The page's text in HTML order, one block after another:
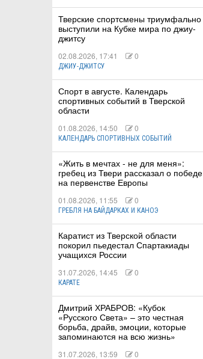
Тверские спортсмены триумфально
выступили на Кубке мира по джиу-
джитсу
02.08.2026, 17:41 0
ДЖИУ-ДЖИТСУ
Спорт в августе. Календарь
спортивных событий в Тверской
области
01.08.2026, 14:50 0
КАЛЕНДАРЬ СПОРТИВНЫХ СОБЫТИЙ
«Жить в мечтах - не для меня»:
гребец из Твери рассказал о победе
на первенстве Европы
01.08.2026, 11:55 0
ГРЕБЛЯ НА БАЙДАРКАХ И КАНОЭ
Каратист из Тверской области
покорил пьедестал Спартакиады
учащихся России
31.07.2026, 14:45 0
КАРАТЕ
Дмитрий ХРАБРОВ: «Кубок
«Русского Света» – это честная
борьба, драйв, эмоции, которые
запоминаются на всю жизнь»
31.07.2026, 13:59 0